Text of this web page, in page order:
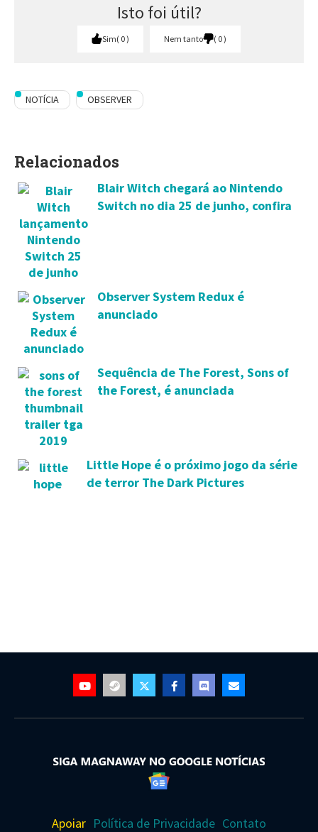
Isto foi útil?
Sim 0 Nem tanto 0
NOTÍCIA OBSERVER
Relacionados
Blair Witch chegará ao Nintendo
Switch no dia 25 de junho, confira
Observer System Redux é
anunciado
Sequência de The Forest, Sons of
the Forest, é anunciada
Little Hope é o próximo jogo da série
de terror The Dark Pictures
Apoiar Política de Privacidade Contato